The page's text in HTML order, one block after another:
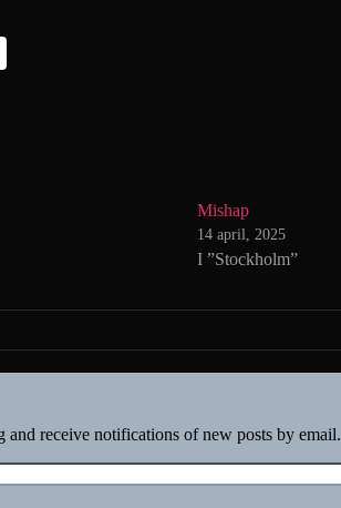
Mishap
14 april, 2025
I ”Stockholm”
and receive notifications of new posts by email.